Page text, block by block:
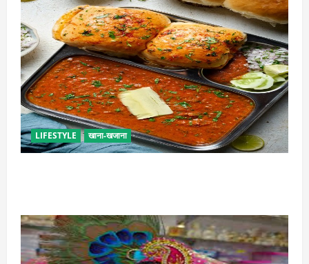
LIFESTYLE खाना-खजाना